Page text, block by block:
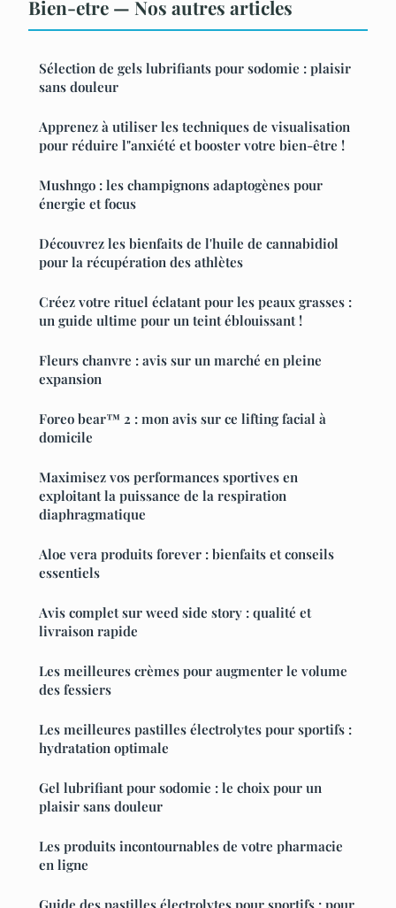
Bien-etre — Nos autres articles
Sélection de gels lubrifiants pour sodomie : plaisir
sans douleur
Apprenez à utiliser les techniques de visualisation
pour réduire l"anxiété et booster votre bien-être !
Mushngo : les champignons adaptogènes pour
énergie et focus
Découvrez les bienfaits de l'huile de cannabidiol
pour la récupération des athlètes
Créez votre rituel éclatant pour les peaux grasses :
un guide ultime pour un teint éblouissant !
Fleurs chanvre : avis sur un marché en pleine
expansion
Foreo bear™ 2 : mon avis sur ce lifting facial à
domicile
Maximisez vos performances sportives en
exploitant la puissance de la respiration
diaphragmatique
Aloe vera produits forever : bienfaits et conseils
essentiels
Avis complet sur weed side story : qualité et
livraison rapide
Les meilleures crèmes pour augmenter le volume
des fessiers
Les meilleures pastilles électrolytes pour sportifs :
hydratation optimale
Gel lubrifiant pour sodomie : le choix pour un
plaisir sans douleur
Les produits incontournables de votre pharmacie
en ligne
Guide des pastilles électrolytes pour sportifs : pour